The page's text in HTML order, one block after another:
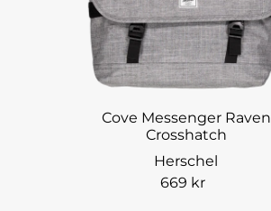
Cove Messenger Raven
Crosshatch
Herschel
669 kr